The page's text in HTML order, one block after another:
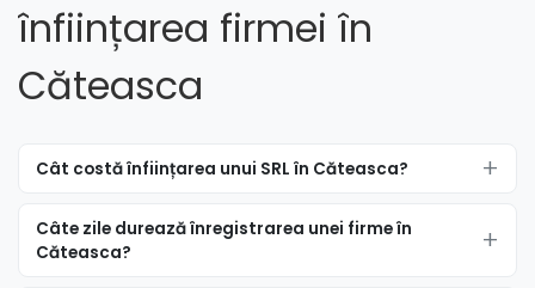
înființarea firmei în
Căteasca
Cât costă înființarea unui SRL în Căteasca?
Câte zile durează înregistrarea unei firme în
Căteasca?